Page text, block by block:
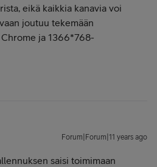
eikä kaikkia kanavia voi
joutuu tekemään
ja 1366*768-
Forum|Forum|11 years ago
saisi toimimaan